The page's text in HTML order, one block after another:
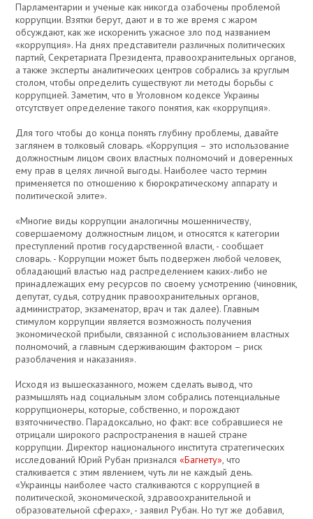
Парламентарии и ученые как никогда озабочены проблемой
коррупции. Взятки берут, дают и в то же время с жаром
обсуждают, как же искоренить ужасное зло под названием
«коррупция». На днях представители различных политических
партий, Секретариата Президента, правоохранительных органов,
а также эксперты аналитических центров собрались за круглым
столом, чтобы определить существуют ли методы борьбы с
коррупцией. Заметим, что в Уголовном кодексе Украины
отсутствует определение такого понятия, как «коррупция».
Для того чтобы до конца понять глубину проблемы, давайте
заглянем в толковый словарь. «Коррупция – это использование
должностным лицом своих властных полномочий и доверенных
ему прав в целях личной выгоды. Наиболее часто термин
применяется по отношению к бюрократическому аппарату и
политической элите».
«Многие виды коррупции аналогичны мошенничеству,
совершаемому должностным лицом, и относятся к категории
преступлений против государственной власти, - сообщает
словарь. - Коррупции может быть подвержен любой человек,
обладающий властью над распределением каких-либо не
принадлежащих ему ресурсов по своему усмотрению (чиновник,
депутат, судья, сотрудник правоохранительных органов,
администратор, экзаменатор, врач и так далее). Главным
стимулом коррупции является возможность получения
экономической прибыли, связанной с использованием властных
полномочий, а главным сдерживающим фактором – риск
разоблачения и наказания».
Исходя из вышесказанного, можем сделать вывод, что
размышлять над социальным злом собрались потенциальные
коррупционеры, которые, собственно, и порождают
взяточничество. Парадоксально, но факт: все собравшиеся не
отрицали широкого распространения в нашей стране
коррупции. Директор национального института стратегических
исследований Юрий Рубан признался«Багнету», что
сталкивается с этим явлением, чуть ли не каждый день.
«Украинцы наиболее часто сталкиваются с коррупцией в
политической, экономической, здравоохранительной и
образовательной сферах», - заявил Рубан. Но тут же добавил,